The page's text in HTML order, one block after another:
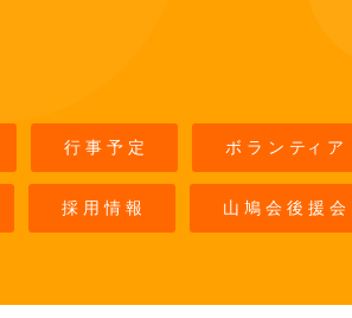
行 事 予 定 ボ ラ ン ティ ア
採 用 情 報 山 鳩 会 後 援 会